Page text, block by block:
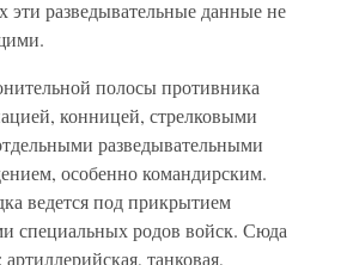
эти разведывательные данные не
полосы противника
конницей, стрелковыми
разведывательными
особенно командирским.
ведется под прикрытием
специальных родов войск. Сюда
артиллерийская, танковая,